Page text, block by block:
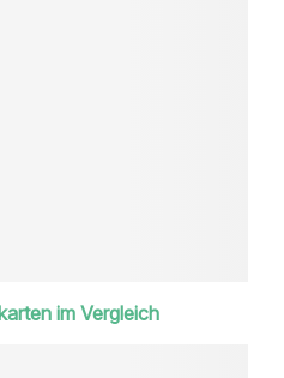
im Vergleich